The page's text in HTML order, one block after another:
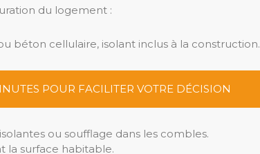
du logement :
béton cellulaire, isolant inclus à la construction.
POUR FACILITER VOTRE DÉCISION
ou soufflage dans les combles.
la surface habitable.